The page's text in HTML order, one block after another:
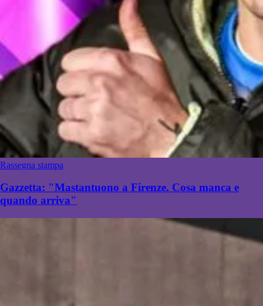
Rassegna stampa
Gazzetta: "Mastantuono a Firenze. Cosa manca e
quando arriva"